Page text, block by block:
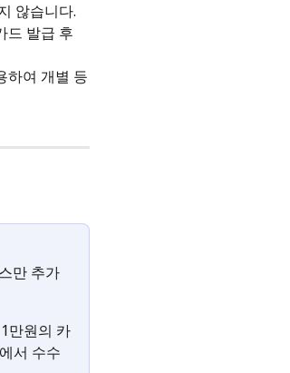
않습니다.
드 발급 후
하여 개별 등
만 추가
만원의 카
서 수수